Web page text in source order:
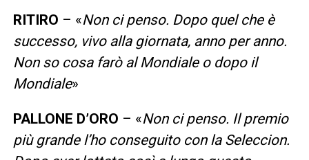
RITIRO – «Non ci penso. Dopo quel che è
successo, vivo alla giornata, anno per anno.
Non so cosa farò al Mondiale o dopo il
Mondiale»
PALLONE D’ORO – «Non ci penso. Il premio
più grande l’ho conseguito con la Seleccion.